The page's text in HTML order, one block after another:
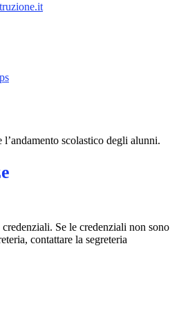
scolastico degli alunni.
Se le credenziali non sono
contattare la segreteria